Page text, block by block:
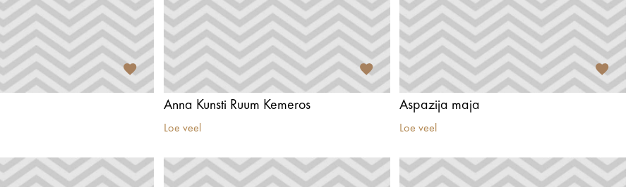
Anna Kunsti Ruum Kemeros
Loe veel
Aspazija maja
Loe veel